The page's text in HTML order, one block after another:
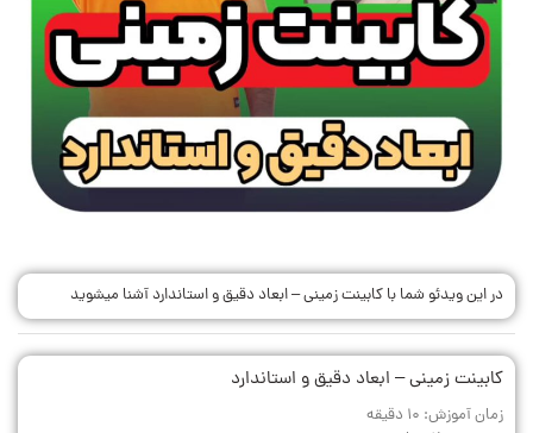
در این ویدئو شما با کابینت زمینی – ابعاد دقیق و استاندارد آشنا میشوید
کابینت زمینی – ابعاد دقیق و استاندارد
زمان آموزش: 10 دقیقه